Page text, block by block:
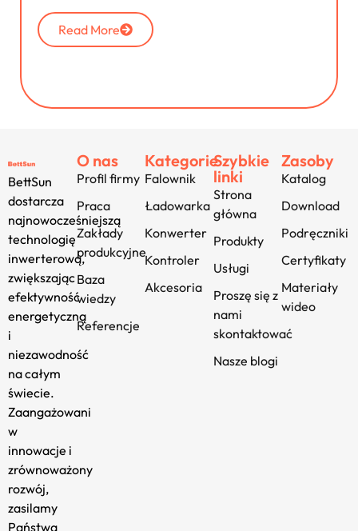
Read More
BettSun
dostarcza
najnowocześniejszą
technologię
inwerterową,
zwiększając
efektywność
energetyczną
i
niezawodność
na całym
świecie.
Zaangażowani
w
innowacje i
zrównoważony
rozwój,
zasilamy
Państwa
O nas
Profil firmy
Praca
Zakłady
produkcyjne
Baza
wiedzy
Referencje
Kategorie
Falownik
Ładowarka
Konwerter
Kontroler
Akcesoria
Szybkie
linki
Strona
główna
Produkty
Usługi
Proszę się z
nami
skontaktować
Nasze blogi
Zasoby
Katalog
Download
Podręczniki
Certyfikaty
Materiały
wideo